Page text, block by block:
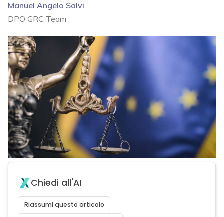
Manuel Angelo Salvi
DPO GRC Team
Chiedi all'AI
Riassumi questo articolo